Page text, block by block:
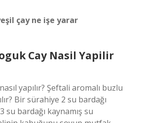
çay ne işe yarar
Cay Nasil Yapilir
yapılır? Şeftali aromalı buzlu
Bir sürahiye 2 su bardağı
su bardağı kaynamış su